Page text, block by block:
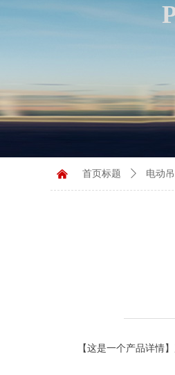
首页标题 ꄲ 电动
낀
【这是一个产品详情